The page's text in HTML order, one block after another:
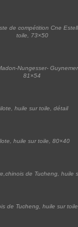
de compétition Cne
toile, 73×50
Nungesser-
81×54
huile sur toile, détail
huile sur toile, 80×40
de Tucheng, huile
de Tucheng, huile sur